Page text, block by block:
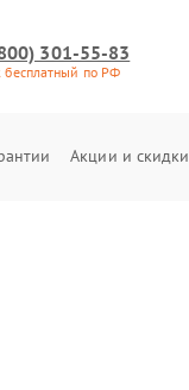
301-55-83
бесплатный по РФ
Акции и скидки